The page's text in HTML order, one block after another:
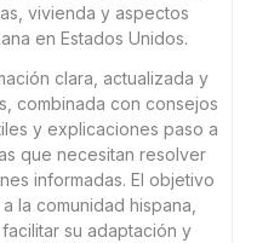
vivienda y aspectos
en Estados Unidos.
clara, actualizada y
combinada con consejos
y explicaciones paso a
que necesitan resolver
informadas. El objetivo
la comunidad hispana,
su adaptación y